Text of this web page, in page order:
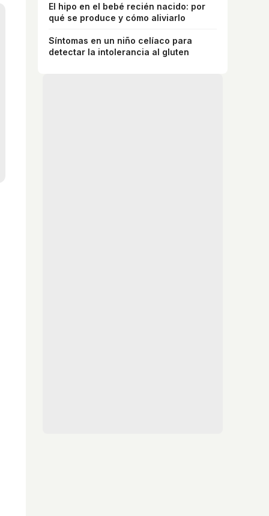
El hipo en el bebé recién nacido: por
qué se produce y cómo aliviarlo
Síntomas en un niño celíaco para
detectar la intolerancia al gluten